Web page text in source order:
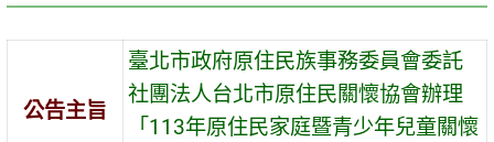
公告主旨
臺北市政府原住民族事務委員會委託
社團法人台北市原住民關懷協會辦理
「113年原住民家庭暨青少年兒童關懷